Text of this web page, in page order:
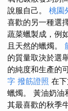
說服自己。 桃園
喜歡的另一種選
蔬菜蠟製成，例
且天然的蠟燭。
的質量取決於選
的純度和生產的
字 撥筋證照 在
蠟燭。 黃油奶油
其最喜歡的秋季